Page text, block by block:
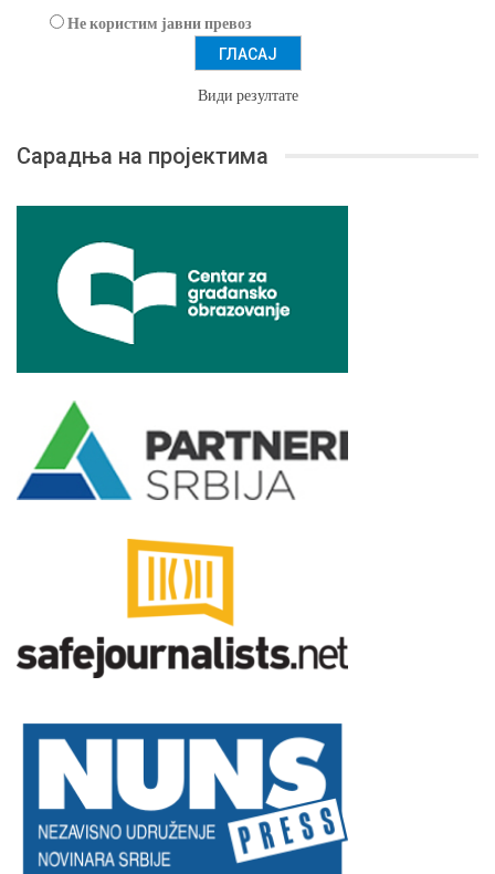
Не користим јавни превоз
Види резултате
Сарадња на пројектима